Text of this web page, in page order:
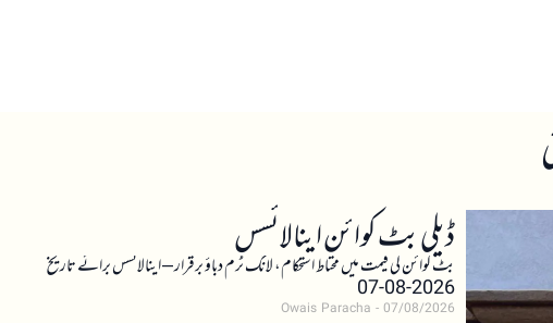
ڈیلی بٹ کوائن اینالائسس
بٹ کوائن کی قیمت میں محتاط استحکام، لانگ ٹرم دباؤ برقرار – اینالائسس برائے تاریخ
2026-08-07
Owais Paracha 07/08/2026